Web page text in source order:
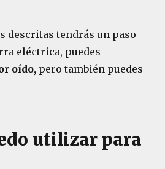
descritas tendrás un paso
eléctrica, puedes
oído,pero también puedes
utilizar para